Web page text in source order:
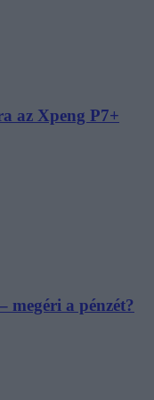
az Xpeng P7+
megéri a pénzét?